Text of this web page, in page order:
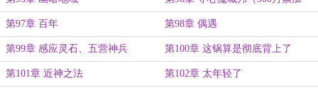
更）
第97章 百年 第98章 偶遇
第99章 感应灵石、五营神兵 第100章 这锅算是彻底背上了
第101章 近神之法 第102章 太年轻了